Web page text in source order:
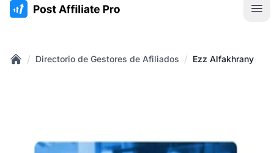
:site.title
/ Directorio de Gestores de Afiliados / Ezz Alfakhrany